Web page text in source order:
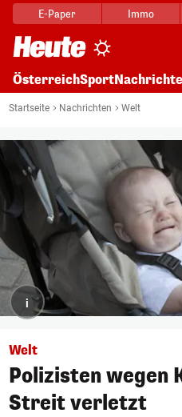
E-Paper Immo
ÖsterreichSport
Startseite Nachrichten Welt
i
Welt
Polizisten wegen
Streit verletzt